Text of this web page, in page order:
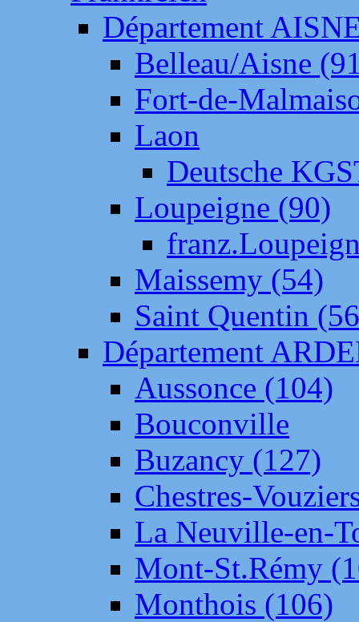
Département
Belleau/Aisne
Fort-de-
Laon
Deutsche
Loupeigne (90)
Maissemy (54)
Saint Quentin
Département
Aussonce (104)
Bouconville
Buzancy (127)
Chestres-
La Neuville-en-
Mont-St.Rémy
Monthois (106)